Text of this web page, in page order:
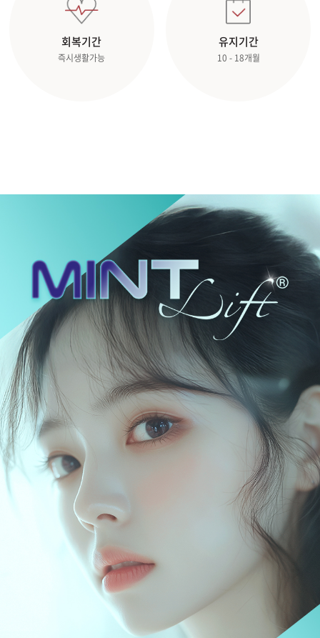
회복기간
즉시생활가능
유지기간
10 - 18개월